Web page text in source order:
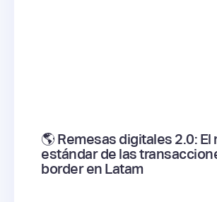
🌎 Remesas digitales 2.0: El
estándar de las
border en Latam